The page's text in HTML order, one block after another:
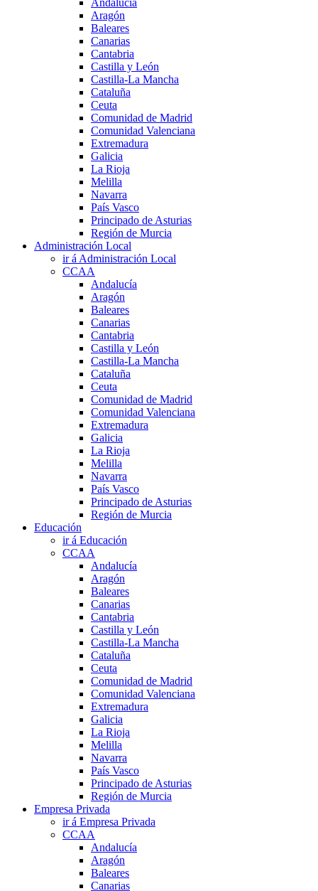
Aragón
Baleares
Canarias
Cantabria
Castilla y León
Castilla-La Mancha
Cataluña
Ceuta
Comunidad de Madrid
Comunidad Valenciana
Extremadura
Galicia
La Rioja
Melilla
Navarra
País Vasco
Principado de Asturias
Región de Murcia
Administración Local
ir á Administración Local
CCAA
Andalucía
Aragón
Baleares
Canarias
Cantabria
Castilla y León
Castilla-La Mancha
Cataluña
Ceuta
Comunidad de Madrid
Comunidad Valenciana
Extremadura
Galicia
La Rioja
Melilla
Navarra
País Vasco
Principado de Asturias
Región de Murcia
Educación
ir á Educación
CCAA
Andalucía
Aragón
Baleares
Canarias
Cantabria
Castilla y León
Castilla-La Mancha
Cataluña
Ceuta
Comunidad de Madrid
Comunidad Valenciana
Extremadura
Galicia
La Rioja
Melilla
Navarra
País Vasco
Principado de Asturias
Región de Murcia
Empresa Privada
ir á Empresa Privada
CCAA
Andalucía
Aragón
Baleares
Canarias